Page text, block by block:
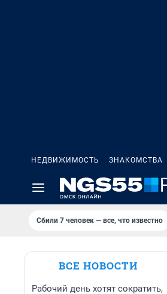
НЕДВИЖИМОСТЬ ЗНАКОМСТВА
Сбили 7 человек — все, что известно
ВСЕ НОВОСТИ
Рабочий день хотят сократить,